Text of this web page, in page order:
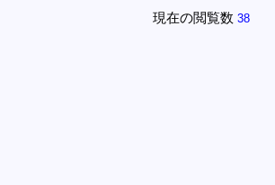
現在の閲覧数 38